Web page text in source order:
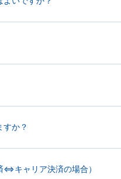
か？
⇔キャリア決済の場合）